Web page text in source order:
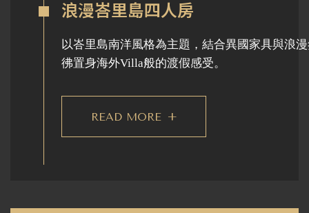
浪漫峇里島四人房
以峇里島南洋風格為主題，結合異國家具與浪
彿置身海外Villa般的渡假感受。
READ MORE +